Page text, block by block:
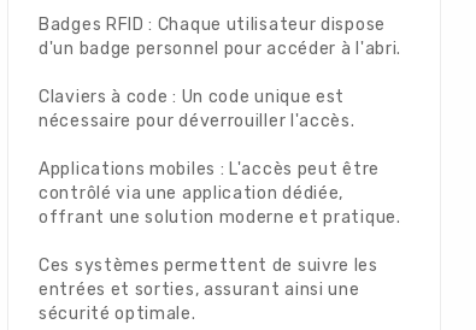
Badges RFID : Chaque utilisateur dispose
d'un badge personnel pour accéder à l'abri.
Claviers à code : Un code unique est
nécessaire pour déverrouiller l'accès.
Applications mobiles : L'accès peut être
contrôlé via une application dédiée,
offrant une solution moderne et pratique.
Ces systèmes permettent de suivre les
entrées et sorties, assurant ainsi une
sécurité optimale.